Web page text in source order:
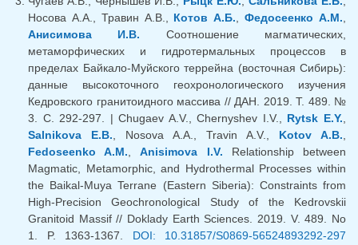
Носова А.А., Травин А.В., Котов А.Б. ,Федосеенко А.М.
Анисимова И.В. Соотношение магматических,
метаморфических и гидротермальных процессов в
пределах Байкало-Муйского террейна (восточная Сибирь):
данные высокоточного геохронологического изучения
Кедровского гранитоидного массива // ДАН. 2019. Т. 489. №
3. С. 292-297. | Chugaev A.V., Chernyshev I.V., Rytsk E.Y.
Salnikova E.B. , Nosova A.A., Travin A.V., Kotov A.B.
Fedoseenko A.M. ,Anisimova I.V. Relationship between
Magmatic, Metamorphic, and Hydrothermal Processes within
the Baikal-Muya Terrane (Eastern Siberia): Constraints from
High-Precision Geochronological Study of the Kedrovskii
Granitoid Massif // Doklady Earth Sciences. 2019. V. 489. No
1. P. 1363-1367. DOI: 10.31857/S0869-56524893292-297